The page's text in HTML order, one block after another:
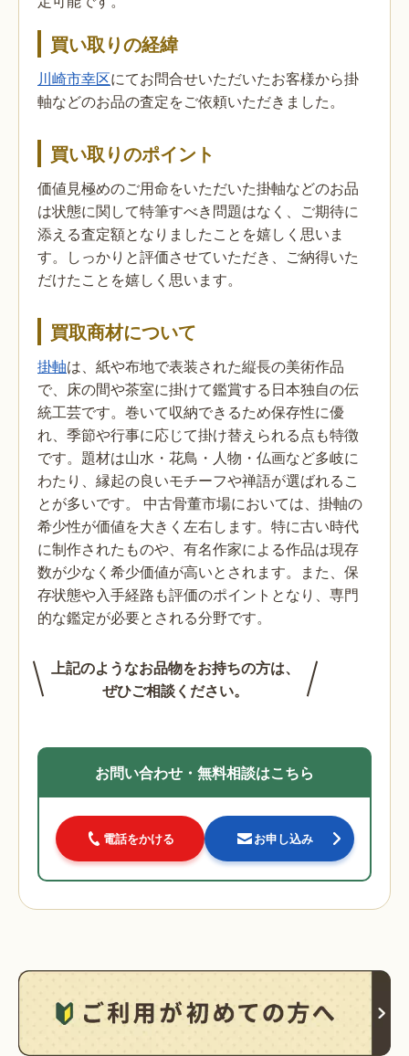
買い取りの経緯
川崎市幸区にてお問合せいただいたお客様から掛
軸などのお品の査定をご依頼いただきました。
買い取りのポイント
価値見極めのご用命をいただいた掛軸などのお品
は状態に関して特筆すべき問題はなく、ご期待に
添える査定額となりましたことを嬉しく思いま
す。しっかりと評価させていただき、ご納得いた
だけたことを嬉しく思います。
買取商材について
掛軸は、紙や布地で表装された縦長の美術作品
で、床の間や茶室に掛けて鑑賞する日本独自の伝
統工芸です。巻いて収納できるため保存性に優
れ、季節や行事に応じて掛け替えられる点も特徴
です。題材は山水・花鳥・人物・仏画など多岐に
わたり、縁起の良いモチーフや禅語が選ばれるこ
とが多いです。
中古骨董市場においては、掛軸の
希少性が価値を大きく左右します。特に古い時代
に制作されたものや、有名作家による作品は現存
数が少なく希少価値が高いとされます。また、保
存状態や入手経路も評価のポイントとなり、専門
的な鑑定が必要とされる分野です。
上記のようなお品物をお持ちの方は、
ぜひご相談ください。
お問い合わせ・無料相談はこちら
電話をかける お申し込み